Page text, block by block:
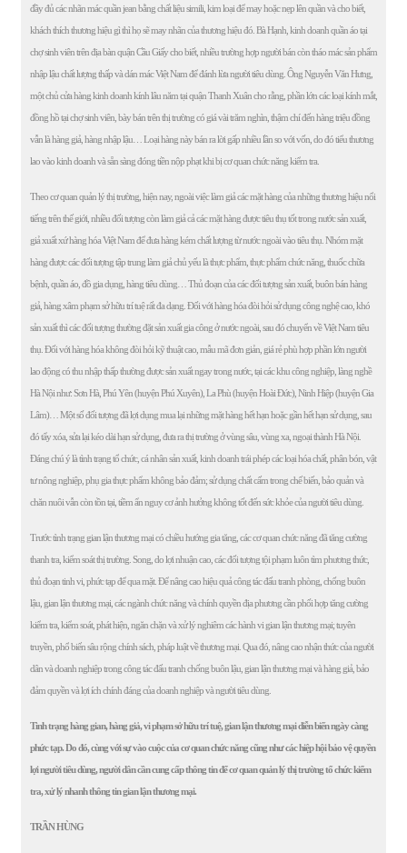
đầy đủ các nhãn mác quần jean bằng chất liệu simili, kim loại để may hoặc nẹp lên quần và cho biết,
khách thích thương hiệu gì thì họ sẽ may nhãn của thương hiệu đó. Bà Hạnh, kinh doanh quần áo tại
chợ sinh viên trên địa bàn quận Cầu Giấy cho biết, nhiều trường hợp người bán còn tháo mác sản phẩm
nhập lậu chất lượng thấp và dán mác Việt Nam để đánh lừa người tiêu dùng. Ông Nguyễn Văn Hưng,
một chủ cửa hàng kinh doanh kính lâu năm tại quận Thanh Xuân cho rằng, phần lớn các loại kính mắt,
đồng hồ tại chợ sinh viên, bày bán trên thị trường có giá vài trăm nghìn, thậm chí đến hàng triệu đồng
vẫn là hàng giả, hàng nhập lậu… Loại hàng này bán ra lời gấp nhiều lần so với vốn, do đó tiểu thương
lao vào kinh doanh và sẵn sàng đóng tiền nộp phạt khi bị cơ quan chức năng kiểm tra.
Theo cơ quan quản lý thị trường, hiện nay, ngoài việc làm giả các mặt hàng của những thương hiệu nổi
tiếng trên thế giới, nhiều đối tượng còn làm giả cả các mặt hàng được tiêu thụ tốt trong nước sản xuất,
giả xuất xứ hàng hóa Việt Nam để đưa hàng kém chất lượng từ nước ngoài vào tiêu thụ. Nhóm mặt
hàng được các đối tượng tập trung làm giả chủ yếu là thực phẩm, thực phẩm chức năng, thuốc chữa
bệnh, quần áo, đồ gia dụng, hàng tiêu dùng… Thủ đoạn của các đối tượng sản xuất, buôn bán hàng
giả, hàng xâm phạm sở hữu trí tuệ rất đa dạng. Đối với hàng hóa đòi hỏi sử dụng công nghệ cao, khó
sản xuất thì các đối tượng thường đặt sản xuất gia công ở nước ngoài, sau đó chuyển về Việt Nam tiêu
thụ. Đối với hàng hóa không đòi hỏi kỹ thuật cao, mẫu mã đơn giản, giá rẻ phù hợp phần lớn người
lao động có thu nhập thấp thường được sản xuất ngay trong nước, tại các khu công nghiệp, làng nghề
Hà Nội như: Sơn Hà, Phú Yên (huyện Phú Xuyên), La Phù (huyện Hoài Đức), Ninh Hiệp (huyện Gia
Lâm)… Một số đối tượng đã lợi dụng mua lại những mặt hàng hết hạn hoặc gần hết hạn sử dụng, sau
đó tẩy xóa, sửa lại kéo dài hạn sử dụng, đưa ra thị trường ở vùng sâu, vùng xa, ngoại thành Hà Nội.
Đáng chú ý là tình trạng tổ chức, cá nhân sản xuất, kinh doanh trái phép các loại hóa chất, phân bón, vật
tư nông nghiệp, phụ gia thực phẩm không bảo đảm; sử dụng chất cấm trong chế biến, bảo quản và
chăn nuôi vẫn còn tồn tại, tiềm ẩn nguy cơ ảnh hưởng không tốt đến sức khỏe của người tiêu dùng.
Trước tình trạng gian lận thương mại có chiều hướng gia tăng, các cơ quan chức năng đã tăng cường
thanh tra, kiểm soát thị trường. Song, do lợi nhuận cao, các đối tượng tội phạm luôn tìm phương thức,
thủ đoạn tinh vi, phức tạp để qua mặt. Để nâng cao hiệu quả công tác đấu tranh phòng, chống buôn
lậu, gian lận thương mại, các ngành chức năng và chính quyền địa phương cần phối hợp tăng cường
kiểm tra, kiểm soát, phát hiện, ngăn chặn và xử lý nghiêm các hành vi gian lận thương mại; tuyên
truyền, phổ biến sâu rộng chính sách, pháp luật về thương mại. Qua đó, nâng cao nhận thức của người
dân và doanh nghiệp trong công tác đấu tranh chống buôn lậu, gian lận thương mại và hàng giả, bảo
đảm quyền và lợi ích chính đáng của doanh nghiệp và người tiêu dùng.
Tình trạng hàng gian, hàng giả, vi phạm sở hữu trí tuệ, gian lận thương mại diễn biến ngày càng
phức tạp. Do đó, cùng với sự vào cuộc của cơ quan chức năng cũng như các hiệp hội bảo vệ quyền
lợi người tiêu dùng, người dân cần cung cấp thông tin để cơ quan quản lý thị trường tổ chức kiểm
tra, xử lý nhanh thông tin gian lận thương mại.
TRẦN HÙNG